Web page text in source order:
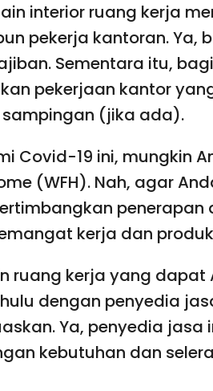
interior ruang kerja
pekerja kantoran.
Sementara itu,
pekerjaan kantor
(jika ada).
Covid-19 ini, mungkin
(WFH). Nah, agar
kerja dan
ruang kerja yang dapat
dengan penyedia
Ya, penyedia
kebutuhan dan